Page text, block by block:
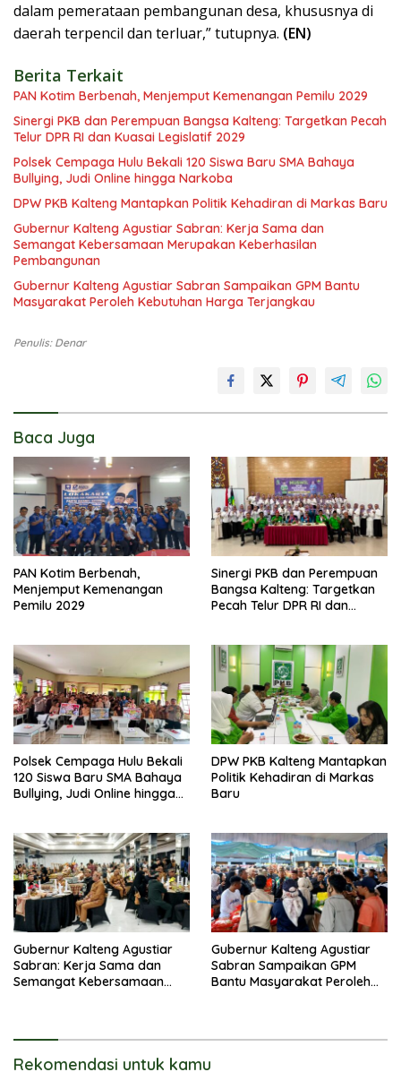
dalam pemerataan pembangunan desa, khususnya di
daerah terpencil dan terluar,” tutupnya. (EN)
Berita Terkait
PAN Kotim Berbenah, Menjemput Kemenangan Pemilu 2029
Sinergi PKB dan Perempuan Bangsa Kalteng: Targetkan Pecah
Telur DPR RI dan Kuasai Legislatif 2029
Polsek Cempaga Hulu Bekali 120 Siswa Baru SMA Bahaya
Bullying, Judi Online hingga Narkoba
DPW PKB Kalteng Mantapkan Politik Kehadiran di Markas Baru
Gubernur Kalteng Agustiar Sabran: Kerja Sama dan
Semangat Kebersamaan Merupakan Keberhasilan
Pembangunan
Gubernur Kalteng Agustiar Sabran Sampaikan GPM Bantu
Masyarakat Peroleh Kebutuhan Harga Terjangkau
Penulis: Denar
Baca Juga
PAN Kotim Berbenah,
Menjemput Kemenangan
Pemilu 2029
Sinergi PKB dan Perempuan
Bangsa Kalteng: Targetkan
Pecah Telur DPR RI dan
Polsek Cempaga Hulu Bekali
120 Siswa Baru SMA Bahaya
Bullying, Judi Online hingga
DPW PKB Kalteng Mantapkan
Politik Kehadiran di Markas
Baru
Gubernur Kalteng Agustiar
Sabran: Kerja Sama dan
Semangat Kebersamaan
Gubernur Kalteng Agustiar
Sabran Sampaikan GPM
Bantu Masyarakat Peroleh
Rekomendasi untuk kamu